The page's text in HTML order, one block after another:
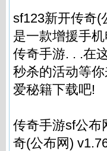
sf123新开传奇(
是一款增援手
传奇手游. . .在
秒杀的活动等
爱秘籍下载吧!
传奇手游sf公布
奇(公布网)